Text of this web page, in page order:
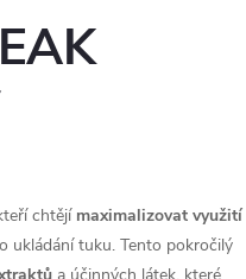
chtějí maximalizovat využití
ukládání tuku. Tento pokročilý